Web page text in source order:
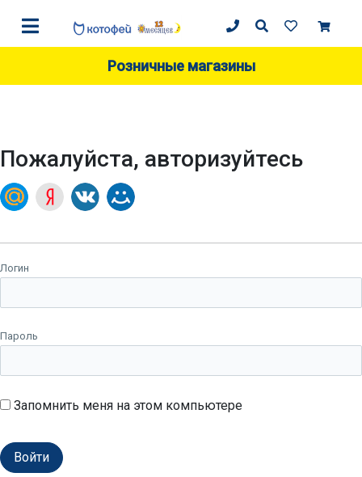
Розничные магазины
Пожалуйста, авторизуйтесь
Логин
Пароль
Запомнить меня на этом компьютере